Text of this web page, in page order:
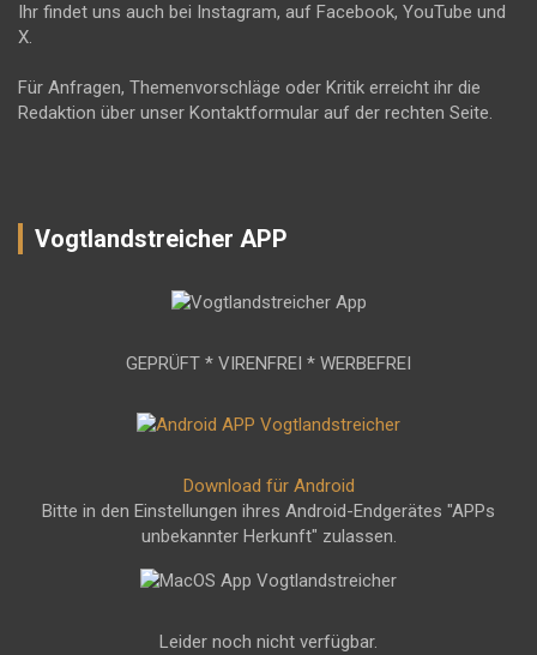
Ihr findet uns auch bei Instagram, auf Facebook, YouTube und
X.
Für Anfragen, Themenvorschläge oder Kritik erreicht ihr die
Redaktion über unser Kontaktformular auf der rechten Seite.
Vogtlandstreicher APP
GEPRÜFT * VIRENFREI * WERBEFREI
Download für Android
Bitte in den Einstellungen ihres Android-Endgerätes "APPs
unbekannter Herkunft" zulassen.
Leider noch nicht verfügbar.